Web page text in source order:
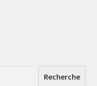
Recherche